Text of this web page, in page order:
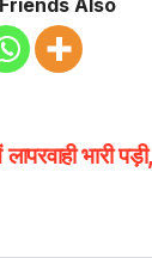
भारी